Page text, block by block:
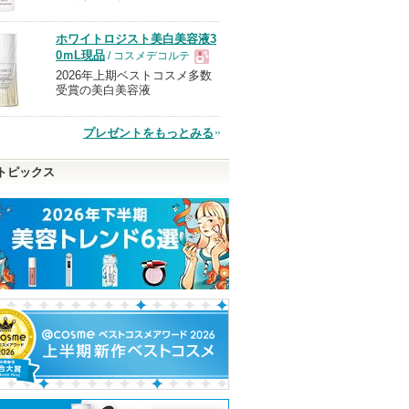
品
ホワイトロジスト美白美容液3
0ｍL現品 / コスメデコルテ
現
品
2026年上期ベストコスメ多数
受賞の美白美容液
プレゼントをもっとみる
ピックス